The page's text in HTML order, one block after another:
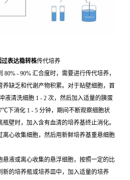
过表达稳转株传代培养
80% - 90% 汇合度时，需要进行传代培养，
养缺乏和代谢产物积累。对于贴壁细胞，首
液清洗细胞 1 - 2 次，然后加入适量的胰蛋
下消化 1 - 5 分钟，期间不断观察细胞状
壁时，加入含有血清的培养基终止消化。
离心收集细胞，然后用新鲜培养基重悬细胞
悬液或离心收集的悬浮细胞，按照一定的比
新的培养瓶或培养皿中，加入适量的培养